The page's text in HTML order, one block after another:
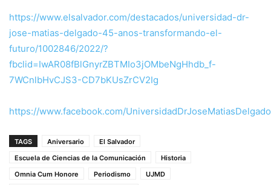
https://www.elsalvador.com/destacados/universidad-dr-
jose-matias-delgado-45-anos-transformando-el-
futuro/1002846/2022/?
fbclid=IwAR08fBlGnyrZBTMIo3jOMbeNgHhdb_f-
7WCnlbHvCJS3-CD7bKUsZrCV2Ig
https://www.facebook.com/
TAGS Aniversario
El Salvador
Escuela de Ciencias de la Comunicación
Historia
Omnia Cum Honore
Periodismo
UJMD